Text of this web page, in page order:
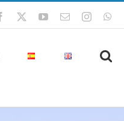
Facebook YouTube
CorreoInstagram